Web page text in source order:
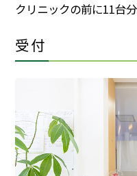
クリニックの前に11台
受付